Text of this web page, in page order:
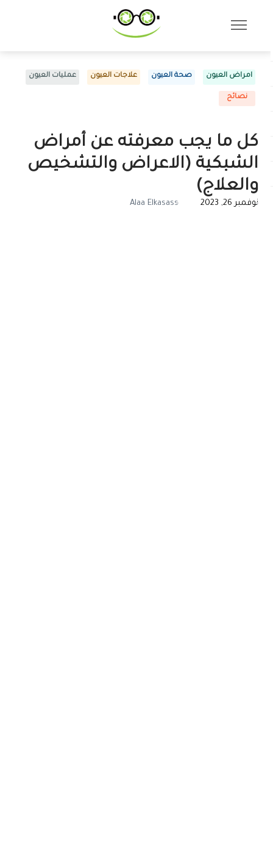
امراض العيون صحة العيون علاجات العيون عمليات العيون
نصائح
كل ما يجب معرفته عن أمراض
الشبكية (الاعراض والتشخيص
والعلاج)
نوفمبر 26, 2023 Alaa Elkasass